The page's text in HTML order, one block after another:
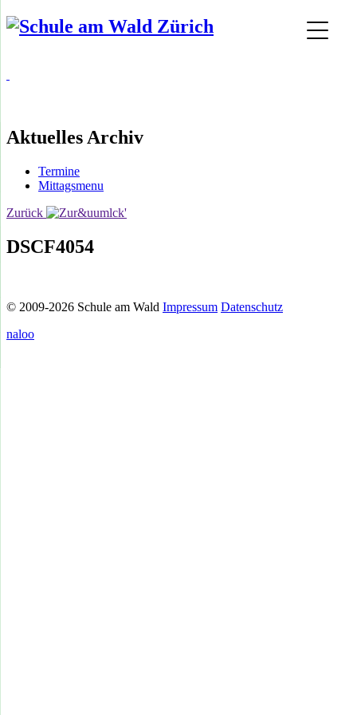
Aktuelles Archiv
Termine
Mittagsmenu
Zurück
DSCF4054
© 2009-2026 Schule am Wald Impressum Datenschutz
naloo